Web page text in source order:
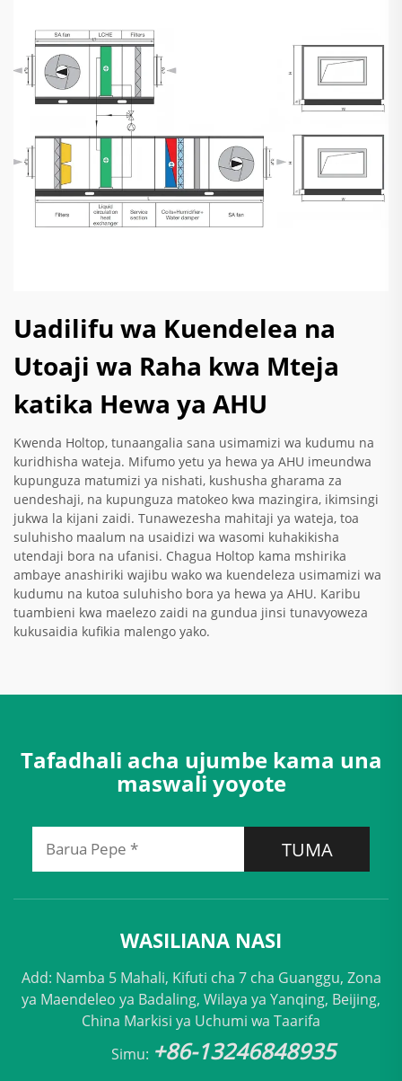
Uadilifu wa Kuendelea na
Utoaji wa Raha kwa Mteja
katika Hewa ya AHU
Kwenda Holtop, tunaangalia sana usimamizi wa kudumu na
kuridhisha wateja. Mifumo yetu ya hewa ya AHU imeundwa
kupunguza matumizi ya nishati, kushusha gharama za
uendeshaji, na kupunguza matokeo kwa mazingira, ikimsingi
jukwa la kijani zaidi. Tunawezesha mahitaji ya wateja, toa
suluhisho maalum na usaidizi wa wasomi kuhakikisha
utendaji bora na ufanisi. Chagua Holtop kama mshirika
ambaye anashiriki wajibu wako wa kuendeleza usimamizi wa
kudumu na kutoa suluhisho bora ya hewa ya AHU. Karibu
tuambieni kwa maelezo zaidi na gundua jinsi tunavyoweza
kukusaidia kufikia malengo yako.
Tafadhali acha ujumbe kama una
maswali yoyote
TUMA
WASILIANA NASI
Add: Namba 5 Mahali, Kifuti cha 7 cha Guanggu, Zona
ya Maendeleo ya Badaling, Wilaya ya Yanqing, Beijing,
China Markisi ya Uchumi wa Taarifa
Simu: +86-13246848935